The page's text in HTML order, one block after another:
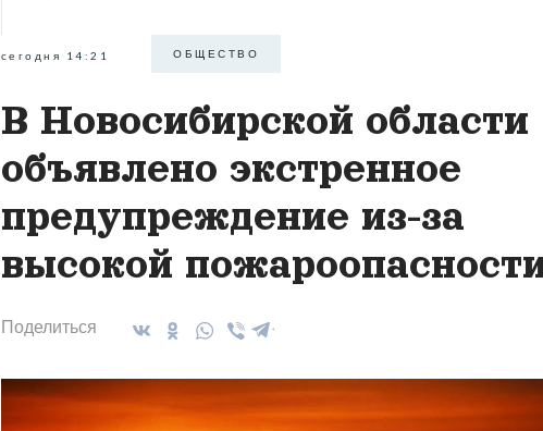
сегодня 14:21 ОБЩЕСТВО
В Новосибирской области
объявлено экстренное
предупреждение из-за
высокой
Поделиться